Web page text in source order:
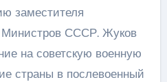
заместителя
Министров СССР. Жуков
на советскую военную
страны в послевоенный